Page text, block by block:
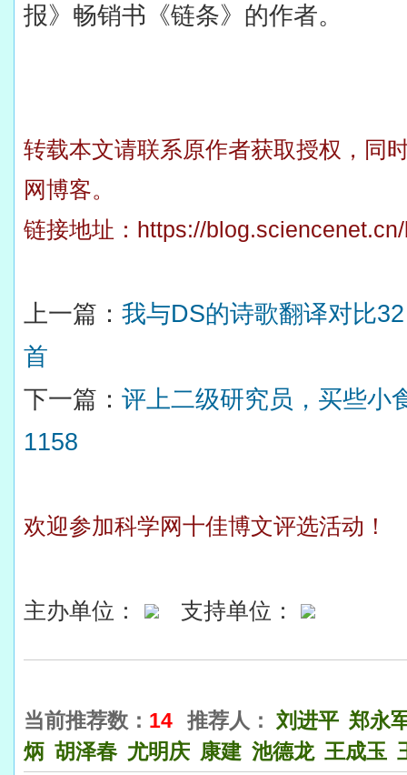
报》畅销书《链条》的作者。
转载本文请联系原作者获取授权，同
网博客。
链接地址： https://
上一篇： 我与DS的诗歌翻译对比
首
下一篇： 评上二级研究员，买些
1158
欢迎参加科学网十佳博文评选活动！
主办单位： 支持单位：
当前推荐数： 14 推荐人： 刘进平 郑永
炳 胡泽春 尤明庆 康建 池德龙 王成玉